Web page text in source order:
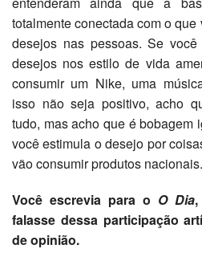
totalmente conectada com o
desejos nas pessoas. Se
desejos nos estilo de vida
consumir um Nike, uma
isso não seja positivo, acho
tudo, mas acho que é bobagem
você estimula o desejo por
vão consumir produtos nacionais.
Você escrevia para o O Dia
falasse dessa participação
de opinião.